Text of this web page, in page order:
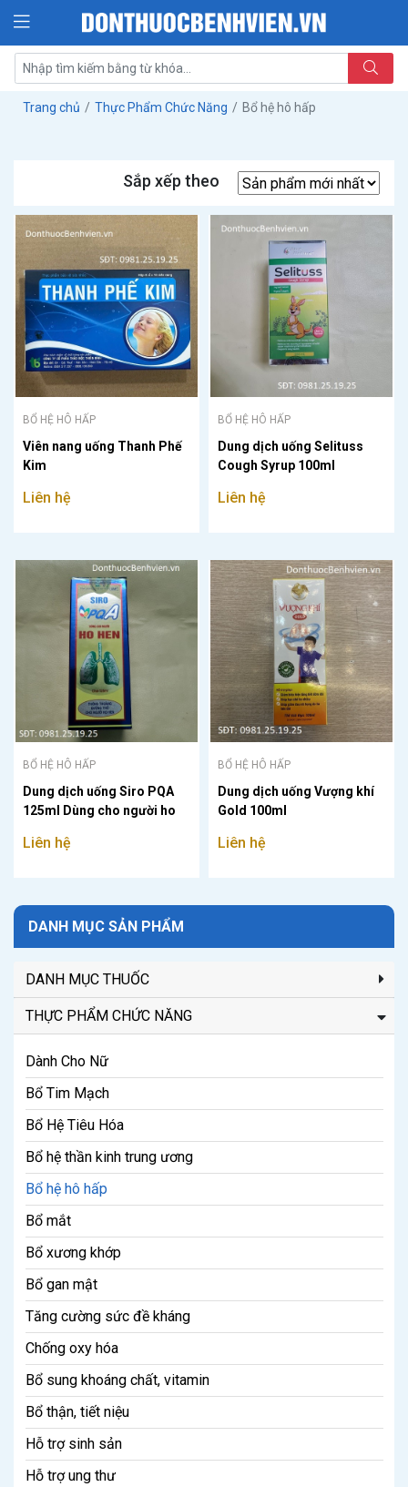
Trang chủ Thực Phẩm Chức Năng Bổ hệ hô hấp
DANH MỤC SẢN PHẨM
DANH MỤC THUỐC
THỰC PHẨM CHỨC NĂNG
Dành Cho Nữ
Bổ Tim Mạch
Bổ Hệ Tiêu Hóa
Bổ hệ thần kinh trung ương
Bổ hệ hô hấp
Bổ mắt
Bổ xương khớp
Bổ gan mật
Tăng cường sức đề kháng
Chống oxy hóa
Bổ sung khoáng chất, vitamin
Bổ thận, tiết niệu
Hỗ trợ sinh sản
Hỗ trợ ung thư
Sắp xếp theo
BỔ HỆ HÔ HẤP
Viên nang uống Thanh Phế
Kim
Liên hệ
BỔ HỆ HÔ HẤP
Dung dịch uống Selituss
Cough Syrup 100ml
Liên hệ
BỔ HỆ HÔ HẤP
Dung dịch uống Siro PQA
125ml Dùng cho người ho
Liên hệ
BỔ HỆ HÔ HẤP
Dung dịch uống Vượng khí
Gold 100ml
Liên hệ